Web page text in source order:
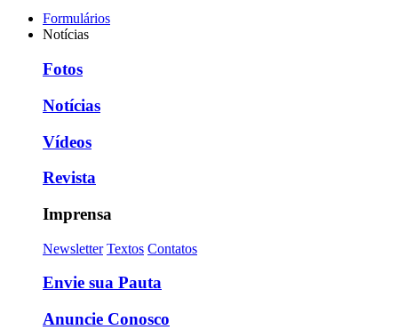
Formulários
Notícias
Fotos
Notícias
Vídeos
Revista
Imprensa
Newsletter Textos Contatos
Envie sua Pauta
Anuncie Conosco